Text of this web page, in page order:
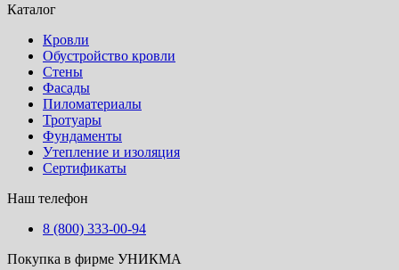
Каталог
Кровли
Обустройство кровли
Стены
Фасады
Пиломатериалы
Тротуары
Фундаменты
Утепление и изоляция
Сертификаты
Наш телефон
8 (800) 333-00-94
Покупка в фирме УНИКМА